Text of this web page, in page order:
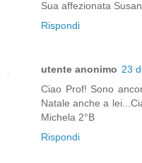
Sua affezionata
Rispondi
utente anonimo 23
Ciao Prof! Sono
Natale anche a
Michela 2°B
Rispondi